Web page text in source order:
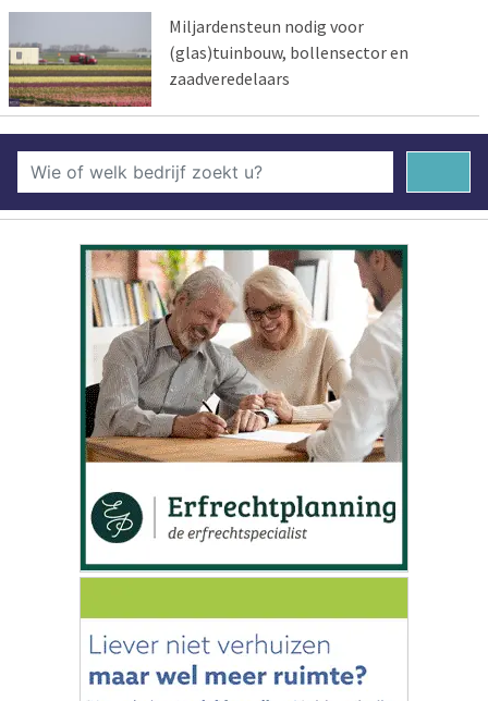
Miljardensteun nodig voor
(glas)tuinbouw, bollensector en
zaadveredelaars